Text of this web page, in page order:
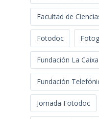
Facultad de
Fotodoc
Fundación La Caixa
Fundación
Jornada Fotodoc